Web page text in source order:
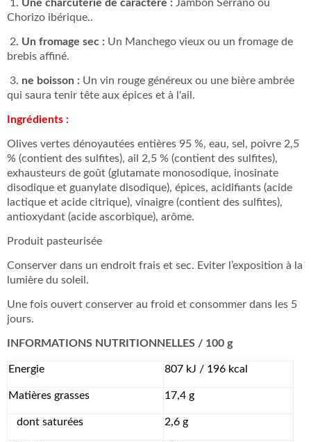
1. Une charcuterie de caractère : Jambon Serrano ou
Chorizo ibérique..
2. Un fromage sec : Un Manchego vieux ou un fromage de
brebis affiné.
3. ne boisson : Un vin rouge généreux ou une bière ambrée
qui saura tenir tête aux épices et à l'ail.
Ingrédients :
Olives vertes dénoyautées entières 95 %, eau, sel, poivre 2,5
% (contient des sulfites), ail 2,5 % (contient des sulfites),
exhausteurs de goût (glutamate monosodique, inosinate
disodique et guanylate disodique), épices, acidifiants (acide
lactique et acide citrique), vinaigre (contient des sulfites),
antioxydant (acide ascorbique), arôme.
Produit pasteurisée
Conserver dans un endroit frais et sec. Eviter l’exposition à la
lumière du soleil.
Une fois ouvert conserver au froid et consommer dans les 5
jours.
INFORMATIONS NUTRITIONNELLES / 100 g
Energie 807 kJ / 196 kcal
Matières grasses 17,4 g
dont saturées 2,6 g